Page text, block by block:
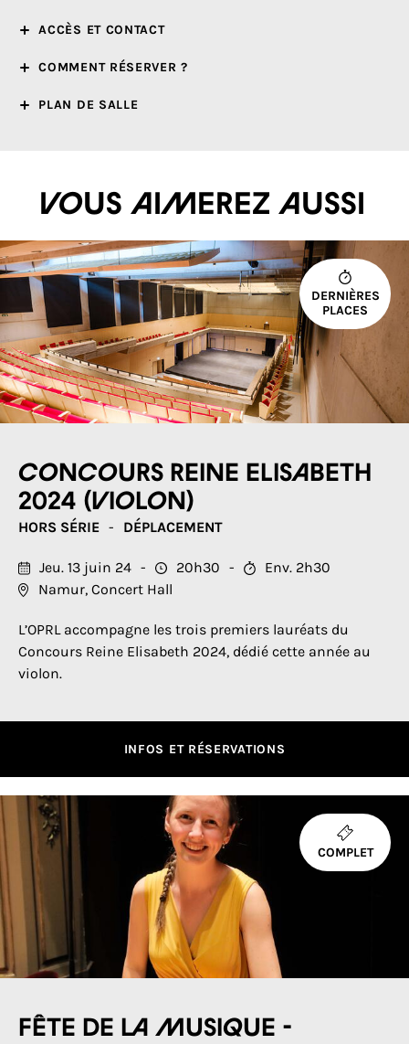
ACCÈS ET CONTACT
COMMENT RÉSERVER ?
PLAN DE SALLE
Vous aimerez aussi
DERNIÈRES
PLACES
Concours Reine Elisabeth
2024 (violon)
HORS SÉRIE DÉPLACEMENT
Jeu. 13 juin 24 20h30
Env. 2h30
Namur, Concert Hall
L’OPRL accompagne les trois premiers lauréats du
Concours Reine Elisabeth 2024, dédié cette année au
violon.
INFOS ET RÉSERVATIONS
COMPLET
Fête de la Musique -